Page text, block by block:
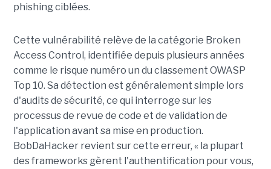
phishing ciblées.
Cette vulnérabilité relève de la catégorie Broken
Access Control, identifiée depuis plusieurs années
comme le risque numéro un du classement OWASP
Top 10. Sa détection est généralement simple lors
d'audits de sécurité, ce qui interroge sur les
processus de revue de code et de validation de
l'application avant sa mise en production.
BobDaHacker revient sur cette erreur, « la plupart
des frameworks gèrent l'authentification pour vous,